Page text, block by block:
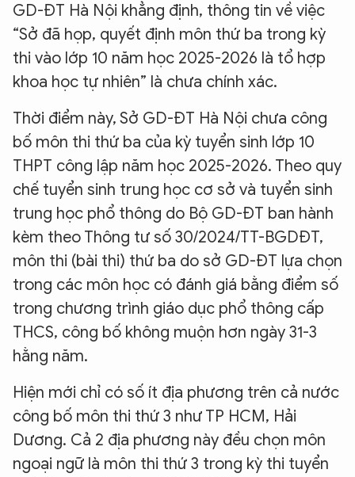
GD-ĐT Hà Nội khẳng định, thông tin về việc
“Sở đã họp, quyết định môn thứ ba trong kỳ
thi vào lớp 10 năm học 2025-2026 là tổ hợp
khoa học tự nhiên” là chưa chính xác.
Thời điểm này, Sở GD-ĐT Hà Nội chưa công
bố môn thi thứ ba của kỳ tuyển sinh lớp 10
THPT công lập năm học 2025-2026. Theo quy
chế tuyển sinh trung học cơ sở và tuyển sinh
trung học phổ thông do Bộ GD-ĐT ban hành
kèm theo Thông tư số 30/2024/TT-BGDĐT,
môn thi (bài thi) thứ ba do sở GD-ĐT lựa chọn
trong các môn học có đánh giá bằng điểm số
trong chương trình giáo dục phổ thông cấp
THCS, công bố không muộn hơn ngày 31-3
hằng năm.
Hiện mới chỉ có số ít địa phương trên cả nước
công bố môn thi thứ 3 như TP HCM, Hải
Dương. Cả 2 địa phương này đều chọn môn
ngoại ngữ là môn thi thứ 3 trong kỳ thi tuyển